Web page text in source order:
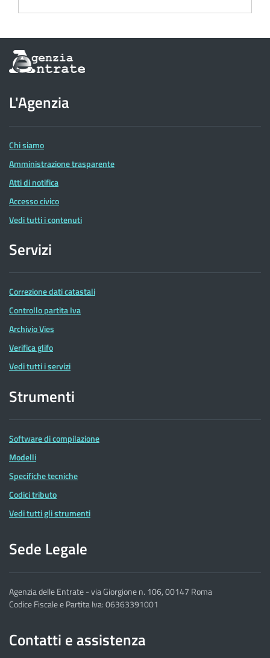
Informazioni
sul
dell'Agenzia
delle
Entrate
L'Agenzia
Chi siamo
Amministrazione trasparente
Atti di notifica
Accesso civico
Vedi tutti i contenuti
Servizi
Correzione dati catastali
Controllo partita Iva
Archivio Vies
Verifica glifo
Vedi tutti i servizi
Strumenti
Software di compilazione
Modelli
Specifiche tecniche
Codici tributo
Vedi tutti gli strumenti
Sede Legale
Agenzia delle Entrate - via Giorgione n. 106, 00147 Roma
Codice Fiscale e Partita Iva: 06363391001
Contatti e assistenza